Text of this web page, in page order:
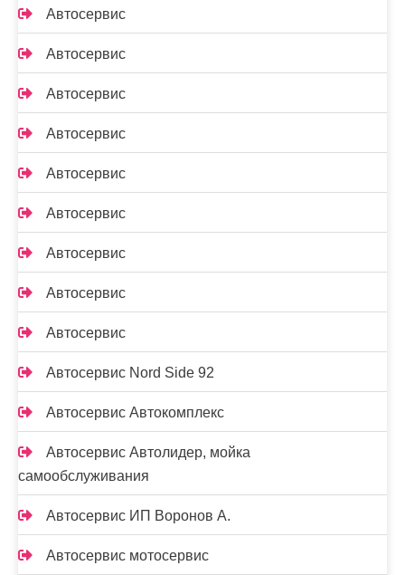
Автосервис
Автосервис
Автосервис
Автосервис
Автосервис
Автосервис
Автосервис
Автосервис
Автосервис
Автосервис Nord Side 92
Автосервис Автокомплекс
Автосервис Автолидер, мойка
самообслуживания
Автосервис ИП Воронов А.
Автосервис мотосервис